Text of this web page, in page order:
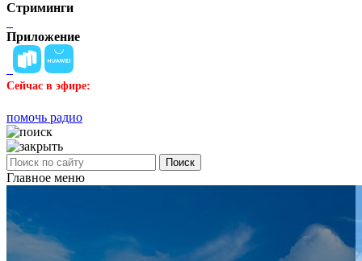
Стриминги
Приложение
Сейчас в эфире:
помочь радио
Поиск
Главное меню